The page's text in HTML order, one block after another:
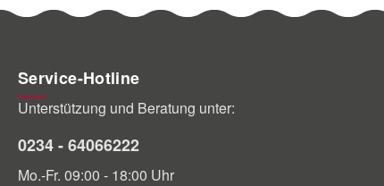
Service-Hotline
Unterstützung und Beratung unter:
0234 - 64066222
Mo.-Fr. 09:00 - 18:00 Uhr